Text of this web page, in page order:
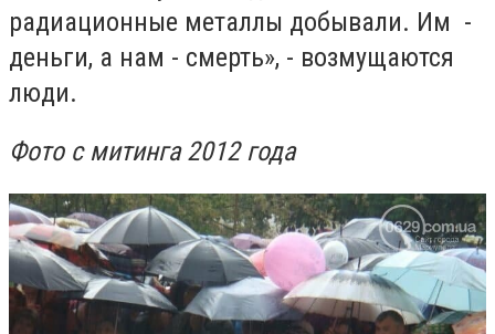
радиационные металлы добывали. Им -
деньги, а нам - смерть», - возмущаются
люди.
Фото с митинга 2012 года